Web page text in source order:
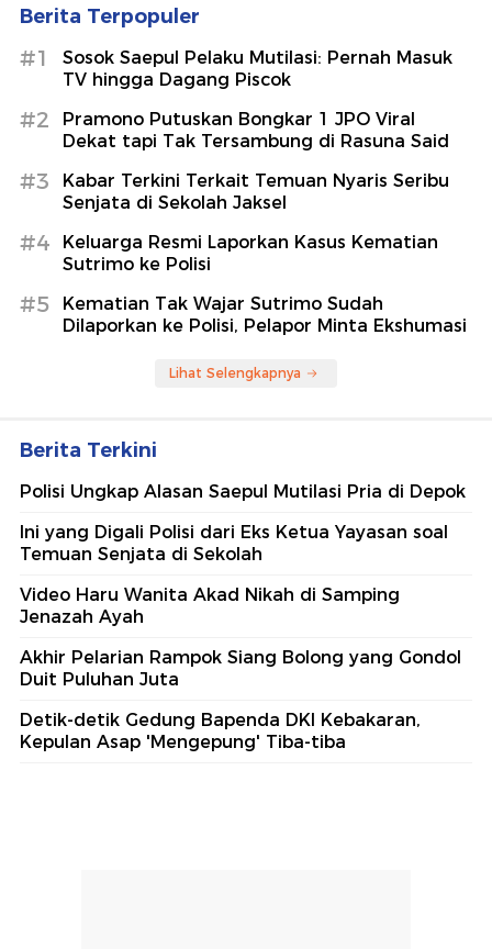
Berita Terpopuler
#1
Sosok Saepul Pelaku Mutilasi: Pernah Masuk
TV hingga Dagang Piscok
#2
Pramono Putuskan Bongkar 1 JPO Viral
Dekat tapi Tak Tersambung di Rasuna Said
#3
Kabar Terkini Terkait Temuan Nyaris Seribu
Senjata di Sekolah Jaksel
#4
Keluarga Resmi Laporkan Kasus Kematian
Sutrimo ke Polisi
#5
Kematian Tak Wajar Sutrimo Sudah
Dilaporkan ke Polisi, Pelapor Minta Ekshumasi
Lihat Selengkapnya
Berita Terkini
Polisi Ungkap Alasan Saepul Mutilasi Pria di Depok
Ini yang Digali Polisi dari Eks Ketua Yayasan soal
Temuan Senjata di Sekolah
Video Haru Wanita Akad Nikah di Samping
Jenazah Ayah
Akhir Pelarian Rampok Siang Bolong yang Gondol
Duit Puluhan Juta
Detik-detik Gedung Bapenda DKI Kebakaran,
Kepulan Asap 'Mengepung' Tiba-tiba